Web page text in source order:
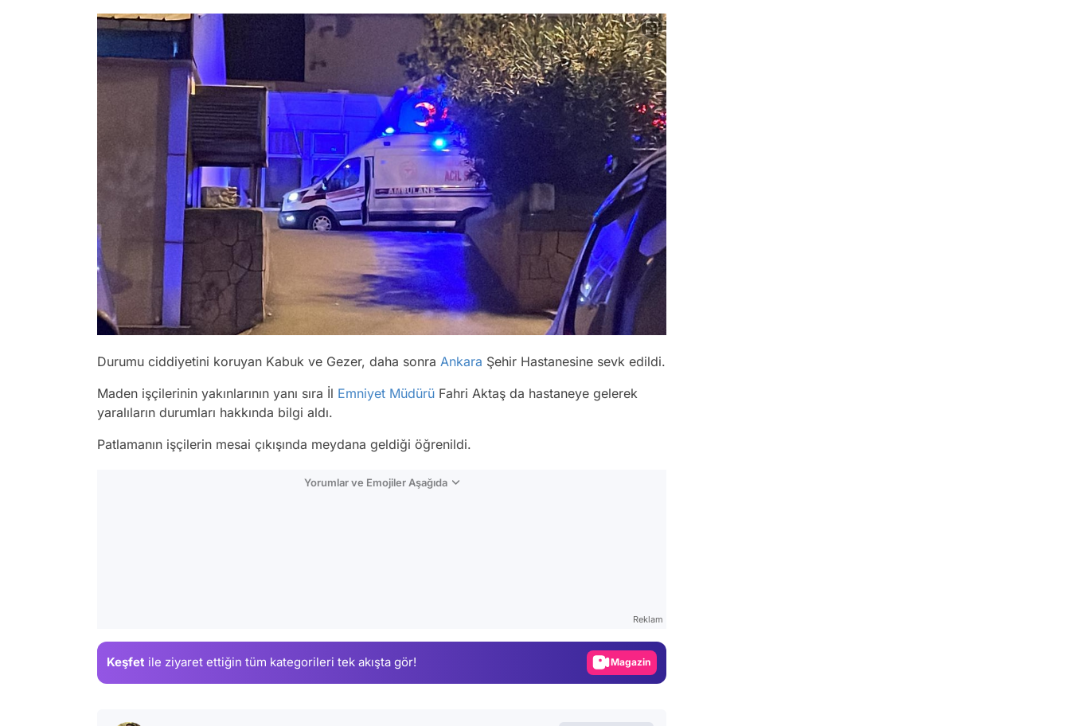
Durumu ciddiyetini koruyan Kabuk ve Gezer, daha sonra Ankara Şehir Hastanesine sevk edildi.
Maden işçilerinin yakınlarının yanı sıra İl Emniyet Müdürü Fahri Aktaş da hastaneye gelerek
yaralıların durumları hakkında bilgi aldı.
Patlamanın işçilerin mesai çıkışında meydana geldiği öğrenildi.
Yorumlar ve Emojiler Aşağıda
Reklam
Keşfet ile ziyaret ettiğin tüm kategorileri tek akışta gör! Magazin